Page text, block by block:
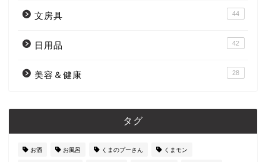
文房具 44
日用品 42
美容＆健康 28
タグ
お酒 お風呂 くまのプーさん くまモン